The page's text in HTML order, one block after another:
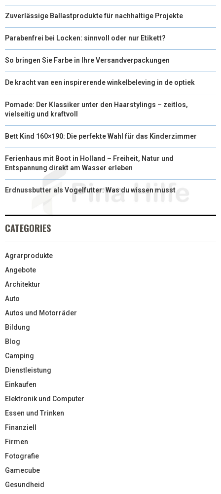
Zuverlässige Ballastprodukte für nachhaltige Projekte
Parabenfrei bei Locken: sinnvoll oder nur Etikett?
So bringen Sie Farbe in Ihre Versandverpackungen
De kracht van een inspirerende winkelbeleving in de optiek
Pomade: Der Klassiker unter den Haarstylings – zeitlos,
vielseitig und kraftvoll
Bett Kind 160×190: Die perfekte Wahl für das Kinderzimmer
Ferienhaus mit Boot in Holland – Freiheit, Natur und
Entspannung direkt am Wasser erleben
Erdnussbutter als Vogelfutter: Was du wissen musst
CATEGORIES
Agrarprodukte
Angebote
Architektur
Auto
Autos und Motorräder
Bildung
Blog
Camping
Dienstleistung
Einkaufen
Elektronik und Computer
Essen und Trinken
Finanziell
Firmen
Fotografie
Gamecube
Gesundheid